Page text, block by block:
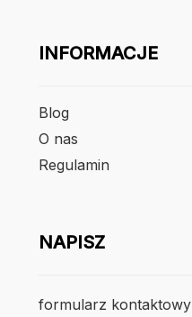
INFORMACJE
Blog
O nas
Regulamin
NAPISZ
formularz kontaktowy